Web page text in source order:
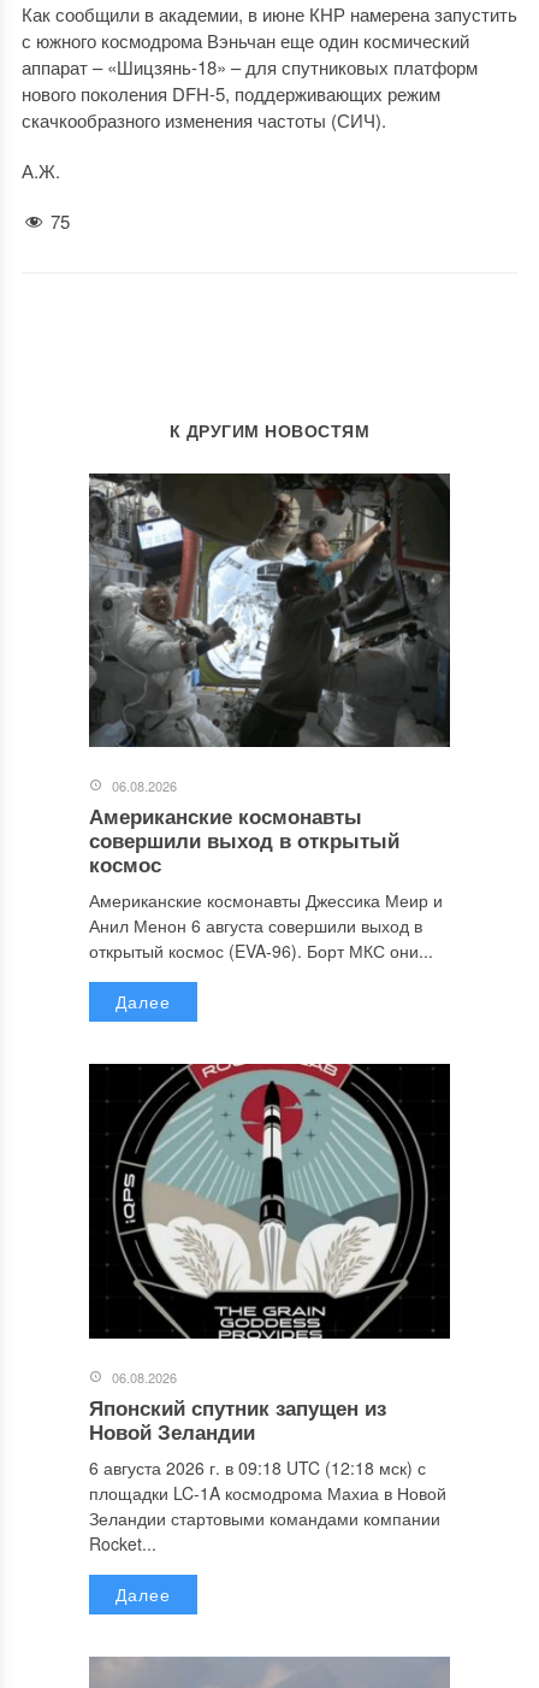
Как сообщили в академии, в июне КНР намерена запустить
с южного космодрома Вэньчан еще один космический
аппарат – «Шицзянь-18» – для спутниковых платформ
нового поколения DFH-5, поддерживающих режим
скачкообразного изменения частоты (СИЧ).
А.Ж.
75
К ДРУГИМ НОВОСТЯМ
06.08.2026
Американские космонавты
совершили выход в открытый
космос
Американские космонавты Джессика Меир и
Анил Менон 6 августа совершили выход в
открытый космос (EVA-96). Борт МКС они...
Далее
06.08.2026
Японский спутник запущен из
Новой Зеландии
6 августа 2026 г. в 09:18 UTC (12:18 мск) с
площадки LC-1A космодрома Махиа в Новой
Зеландии стартовыми командами компании
Rocket...
Далее